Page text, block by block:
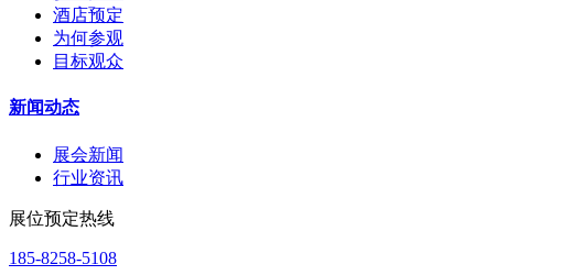
酒店预定
为何参观
目标观众
新闻动态
展会新闻
行业资讯
展位预定热线
185-8258-5108